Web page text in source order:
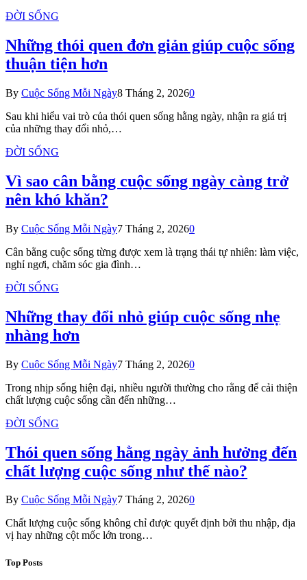
ĐỜI SỐNG
Những thói quen đơn giản giúp cuộc sống
thuận tiện hơn
By Cuộc Sống Mỗi Ngày8 Tháng 2, 20260
Sau khi hiểu vai trò của thói quen sống hằng ngày, nhận ra giá trị
của những thay đổi nhỏ,…
ĐỜI SỐNG
Vì sao cân bằng cuộc sống ngày càng trở
nên khó khăn?
By Cuộc Sống Mỗi Ngày7 Tháng 2, 20260
Cân bằng cuộc sống từng được xem là trạng thái tự nhiên: làm việc,
nghỉ ngơi, chăm sóc gia đình…
ĐỜI SỐNG
Những thay đổi nhỏ giúp cuộc sống nhẹ
nhàng hơn
By Cuộc Sống Mỗi Ngày7 Tháng 2, 20260
Trong nhịp sống hiện đại, nhiều người thường cho rằng để cải thiện
chất lượng cuộc sống cần đến những…
ĐỜI SỐNG
Thói quen sống hằng ngày ảnh hưởng đến
chất lượng cuộc sống như thế nào?
By Cuộc Sống Mỗi Ngày7 Tháng 2, 20260
Chất lượng cuộc sống không chỉ được quyết định bởi thu nhập, địa
vị hay những cột mốc lớn trong…
Top Posts